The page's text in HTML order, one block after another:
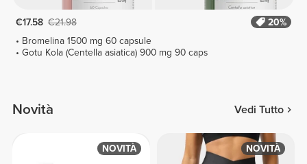
€17.58 €21.98
20%
Bromelina 1500 mg 60 capsule
Gotu Kola (Centella asiatica) 900 mg 90 caps
Novità Vedi Tutto
NOVITÀ NOVITÀ